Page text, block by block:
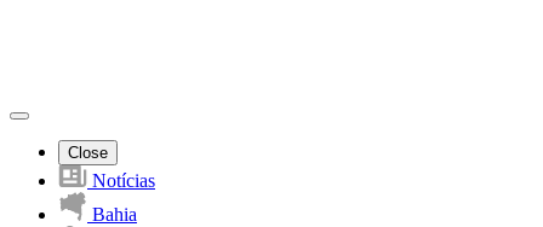
Close
Notícias
Bahia